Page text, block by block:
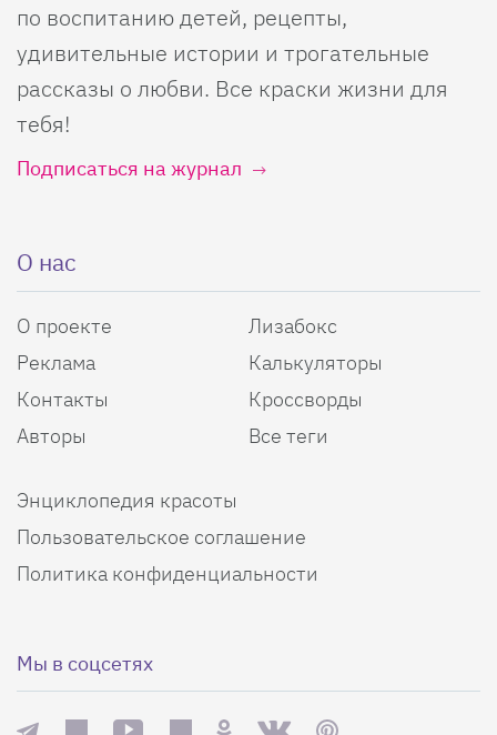
по воспитанию детей, рецепты,
удивительные истории и трогательные
рассказы о любви. Все краски жизни для
тебя!
Подписаться на журнал
О нас
О проекте
Реклама
Контакты
Авторы
Лизабокс
Калькуляторы
Кроссворды
Все теги
Энциклопедия красоты
Пользовательское соглашение
Политика конфиденциальности
Мы в соцсетях